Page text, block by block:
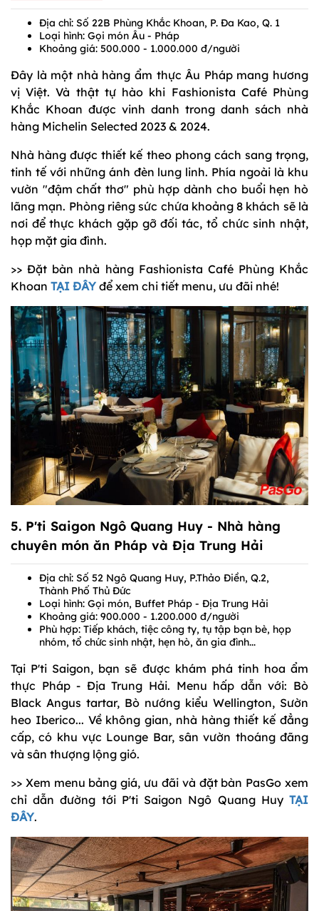
Địa chỉ: Số 22B Phùng Khắc Khoan, P. Đa Kao, Q. 1
Loại hình: Gọi món Âu - Pháp
Khoảng giá: 500.000 - 1.000.000 đ/người
Đây là một nhà hàng ẩm thực Âu Pháp mang hương
vị Việt. Và thật tự hào khi Fashionista Café Phùng
Khắc Khoan được vinh danh trong danh sách nhà
hàng Michelin Selected 2023 & 2024.
Nhà hàng được thiết kế theo phong cách sang trọng,
tinh tế với những ánh đèn lung linh. Phía ngoài là khu
vườn "đậm chất thơ" phù hợp dành cho buổi hẹn hò
lãng mạn. Phòng riêng sức chứa khoảng 8 khách sẽ là
nơi để thực khách gặp gỡ đối tác, tổ chức sinh nhật,
họp mặt gia đình.
>> Đặt bàn nhà hàng Fashionista Café Phùng Khắc
Khoan TẠI ĐÂY để xem chi tiết menu, ưu đãi nhé!
5. P'ti Saigon Ngô Quang Huy - Nhà hàng
chuyên món ăn Pháp và Địa Trung Hải
Địa chỉ: Số 52 Ngô Quang Huy, P.Thảo Điền, Q.2,
Thành Phố Thủ Đức
Loại hình: Gọi món, Buffet Pháp - Địa Trung Hải
Khoảng giá: 900.000 - 1.200.000 đ/người
Phù hợp: Tiếp khách, tiệc công ty, tụ tập bạn bè, họp
nhóm, tổ chức sinh nhật, hẹn hò, ăn gia đình...
Tại P'ti Saigon, bạn sẽ được khám phá tinh hoa ẩm
thực Pháp - Địa Trung Hải. Menu hấp dẫn với: Bò
Black Angus tartar, Bò nướng kiểu Wellington, Sườn
heo Iberico... Về không gian, nhà hàng thiết kế đẳng
cấp, có khu vực Lounge Bar, sân vườn thoáng đãng
và sân thượng lộng gió.
>> Xem menu bảng giá, ưu đãi và đặt bàn PasGo xem
chỉ dẫn đường tới P'ti Saigon Ngô Quang Huy TẠI
ĐÂY.